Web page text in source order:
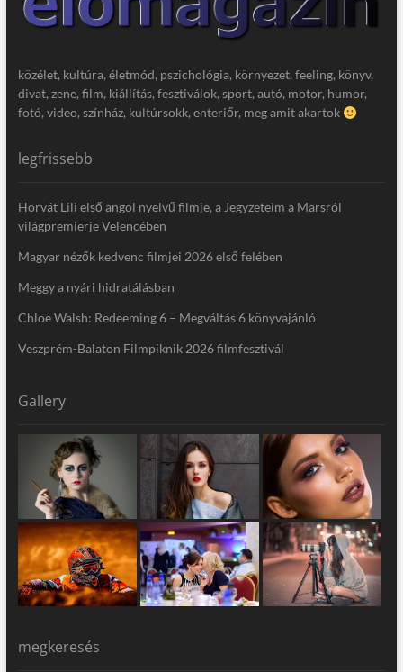
közélet, kultúra, életmód, pszichológia, környezet, feeling, könyv,
divat, zene, film, kiállítás, fesztiválok, sport, autó, motor, humor,
fotó, video, színház, kultúrsokk, enteriőr, meg amit akartok
legfrissebb
Horvát Lili első angol nyelvű filmje, a Jegyzeteim a Marsról
világpremierje Velencében
Magyar nézők kedvenc filmjei 2026 első felében
Meggy a nyári hidratálásban
Chloe Walsh: Redeeming 6 – Megváltás 6 könyvajánló
Veszprém-Balaton Filmpiknik 2026 filmfesztivál
Gallery
megkeresés